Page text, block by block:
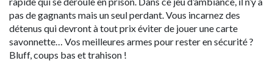
pas de gagnants mais un seul perdant. Vous incarnez des
détenus qui devront à tout prix éviter de jouer une carte
savonnette… Vos meilleures armes pour rester en sécurité ?
Bluff, coups bas et trahison !